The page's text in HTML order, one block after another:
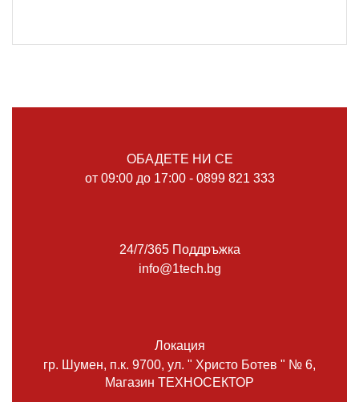
ОБАДЕТЕ НИ СЕ
от 09:00 до 17:00 - 0899 821 333
24/7/365 Поддръжка
info@1tech.bg
Локация
гр. Шумен, п.к. 9700, ул. " Христо Ботев " № 6,
Магазин ТЕХНОСЕКТОР